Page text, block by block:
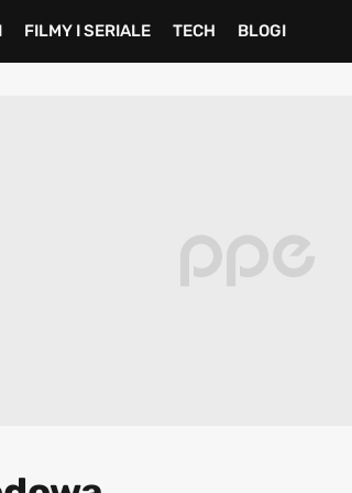
FILMY I SERIALE TECH BLOGI